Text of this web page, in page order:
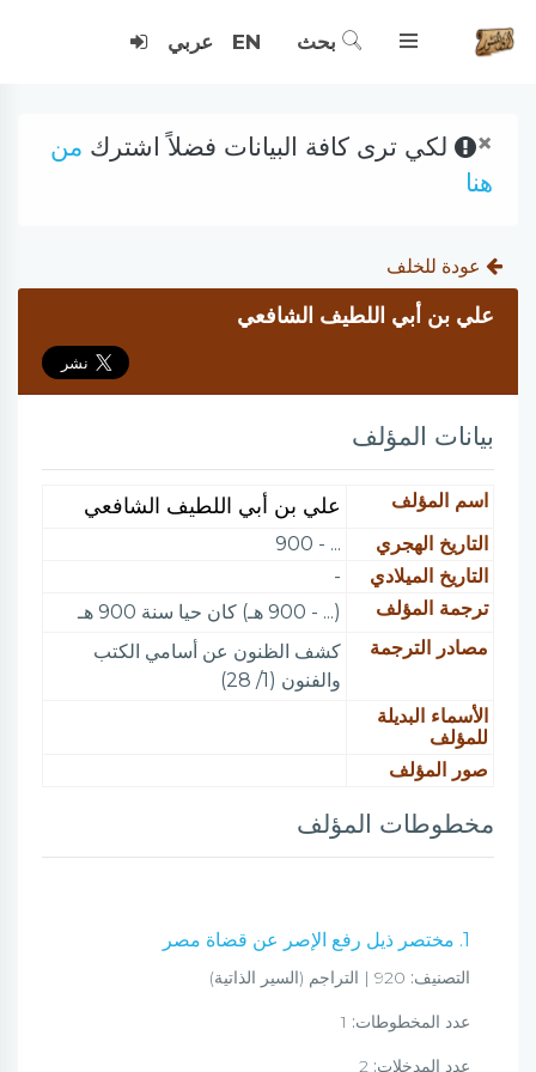
بحث EN عربي
× لكي ترى كافة البيانات فضلاً اشترك من
هنا
عودة للخلف
علي بن أبي اللطيف الشافعي
بيانات المؤلف
اسم المؤلف علي بن أبي اللطيف الشافعي
التاريخ الهجري
... - 900
التاريخ الميلادي
-
ترجمة المؤلف
(... - 900 هـ) كان حيا سنة 900 هـ
مصادر الترجمة
كشف الظنون عن أسامي الكتب
والفنون (1/ 28)
الأسماء البديلة
للمؤلف
صور المؤلف
مخطوطات المؤلف
1. مختصر ذيل رفع الإصر عن قضاة مصر
التصنيف:
عدد المخطوطات:
عدد المدخلات: